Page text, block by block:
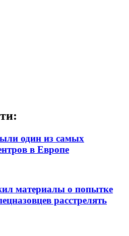
один из самых
в Европе
материалы о попытке
расстрелять